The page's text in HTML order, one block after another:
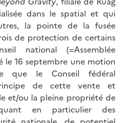
dans le spatial et qui
la pointe de la fusée
de protection de certains
national (=Assemblée
le 16 septembre une motion
que le Conseil fédéral
de cette vente et
et/ou la pleine propriété de
en particulier des